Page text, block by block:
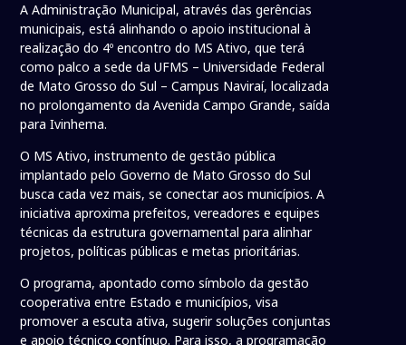
A Administração Municipal, através das gerências
municipais, está alinhando o apoio institucional à
realização do 4º encontro do MS Ativo, que terá
como palco a sede da UFMS – Universidade Federal
de Mato Grosso do Sul – Campus Naviraí, localizada
no prolongamento da Avenida Campo Grande, saída
para Ivinhema.
O MS Ativo, instrumento de gestão pública
implantado pelo Governo de Mato Grosso do Sul
busca cada vez mais, se conectar aos municípios. A
iniciativa aproxima prefeitos, vereadores e equipes
técnicas da estrutura governamental para alinhar
projetos, políticas públicas e metas prioritárias.
O programa, apontado como símbolo da gestão
cooperativa entre Estado e municípios, visa
promover a escuta ativa, sugerir soluções conjuntas
e apoio técnico contínuo. Para isso, a programação